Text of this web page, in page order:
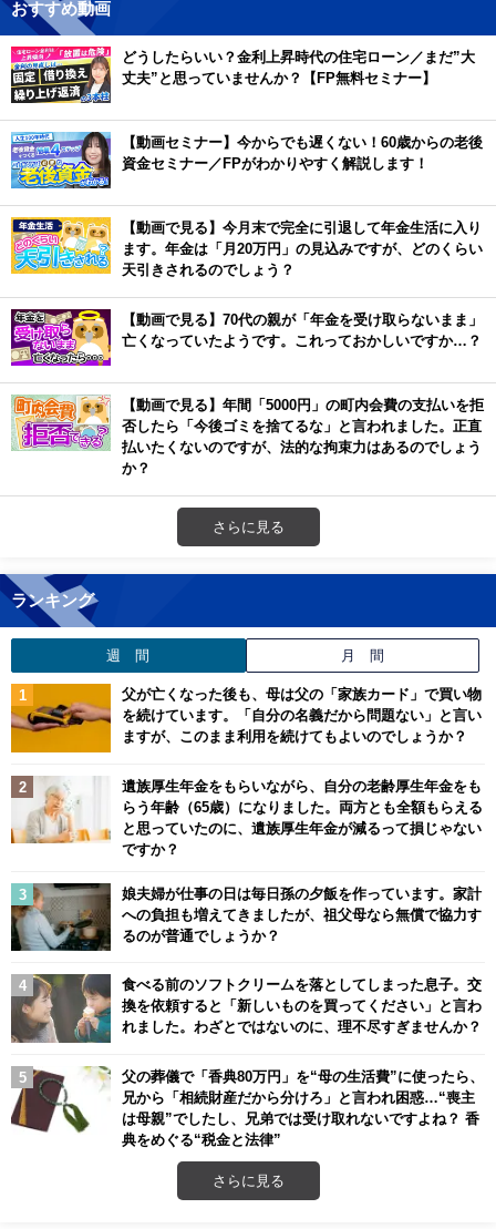
おすすめ動画
どうしたらいい？金利上昇時代の住宅ローン／まだ”大
丈夫”と思っていませんか？【FP無料セミナー】
【動画セミナー】今からでも遅くない！60歳からの老後
資金セミナー／FPがわかりやすく解説します！
【動画で見る】今月末で完全に引退して年金生活に入り
ます。年金は「月20万円」の見込みですが、どのくらい
天引きされるのでしょう？
【動画で見る】70代の親が「年金を受け取らないまま」
亡くなっていたようです。これっておかしいですか…？
【動画で見る】年間「5000円」の町内会費の支払いを拒
否したら「今後ゴミを捨てるな」と言われました。正直
払いたくないのですが、法的な拘束力はあるのでしょう
か？
さらに見る
ランキング
週 間 月 間
父が亡くなった後も、母は父の「家族カード」で買い物
を続けています。「自分の名義だから問題ない」と言い
ますが、このまま利用を続けてもよいのでしょうか？
遺族厚生年金をもらいながら、自分の老齢厚生年金をも
らう年齢（65歳）になりました。両方とも全額もらえる
と思っていたのに、遺族厚生年金が減るって損じゃない
ですか？
娘夫婦が仕事の日は毎日孫の夕飯を作っています。家計
への負担も増えてきましたが、祖父母なら無償で協力す
るのが普通でしょうか？
食べる前のソフトクリームを落としてしまった息子。交
換を依頼すると「新しいものを買ってください」と言わ
れました。わざとではないのに、理不尽すぎませんか？
父の葬儀で「香典80万円」を“母の生活費”に使ったら、
兄から「相続財産だから分けろ」と言われ困惑…“喪主
は母親”でしたし、兄弟では受け取れないですよね？ 香
典をめぐる“税金と法律”
さらに見る